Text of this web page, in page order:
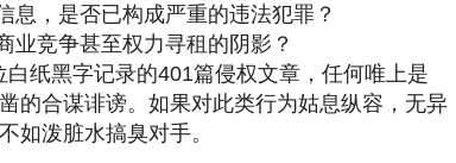
息，是否已构成严重的违法犯罪？
业竞争甚至权力寻租 的阴影？
纸黑字记录的401篇侵权文章，任何唯上是
的合谋诽谤。如果对此类行为姑息纵容，无异
如泼脏水搞臭对手。